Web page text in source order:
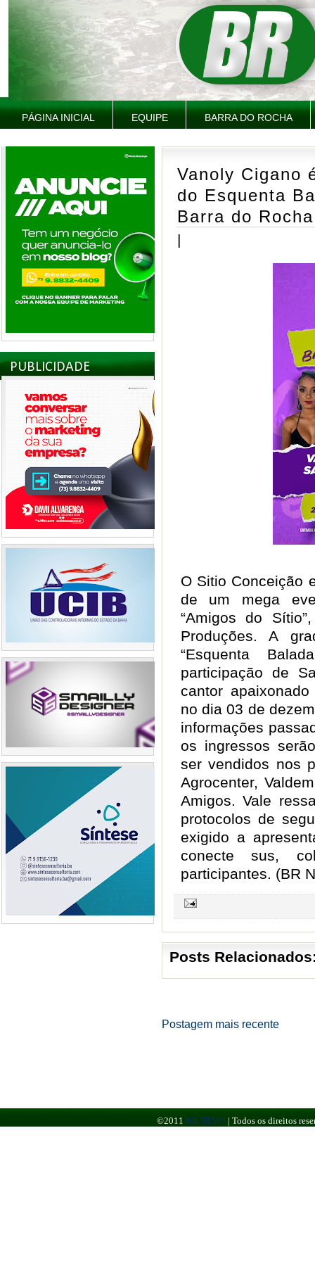
PÁGINA INICIAL EQUIPE BARRA DO ROCHA
PUBLICIDADE
Vanoly Cigano
do Esquenta
Barra do Rocha
|
O Sitio Conceição
de um mega
“Amigos do
Produções. A
“Esquenta
participação de
cantor
no dia 03 de
informações
os ingressos
ser vendidos nos
Agrocenter,
Amigos. Vale
protocolos de
exigido a
conecte sus,
participantes. (BR
Posts
Postagem mais recente
©2011 BR NEWS | Todos os direitos